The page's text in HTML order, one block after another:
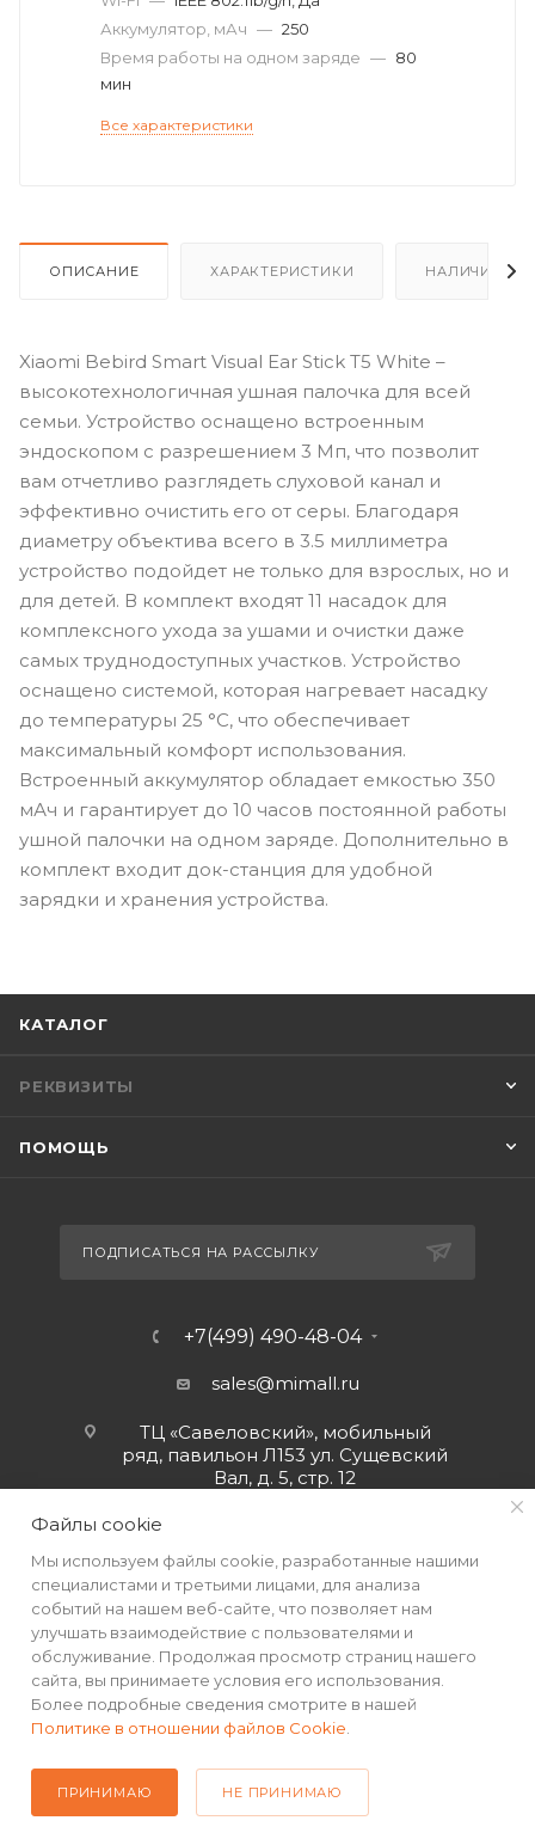
Аккумулятор, мАч — 250
Время работы на одном заряде — 80
мин
Все характеристики
ОПИСАНИЕ ХАРАКТЕРИСТИКИ НАЛИЧИЕ
Xiaomi Bebird Smart Visual Ear Stick T5 White –
высокотехнологичная ушная палочка для всей
семьи. Устройство оснащено встроенным
эндоскопом с разрешением 3 Мп, что позволит
вам отчетливо разглядеть слуховой канал и
эффективно очистить его от серы. Благодаря
диаметру объектива всего в 3.5 миллиметра
устройство подойдет не только для взрослых, но и
для детей. В комплект входят 11 насадок для
комплексного ухода за ушами и очистки даже
самых труднодоступных участков. Устройство
оснащено системой, которая нагревает насадку
до температуры 25 °С, что обеспечивает
максимальный комфорт использования.
Встроенный аккумулятор обладает емкостью 350
мАч и гарантирует до 10 часов постоянной работы
ушной палочки на одном заряде. Дополнительно в
комплект входит док-станция для удобной
зарядки и хранения устройства.
КАТАЛОГ
РЕКВИЗИТЫ
ПОМОЩЬ
ПОДПИСАТЬСЯ НА РАССЫЛКУ
+7(499) 490-48-04
sales@mimall.ru
ТЦ «Савеловский», мобильный
ряд, павильон Л153 ул. Сущевский
Вал, д. 5, стр. 12
2026 © Интернет-магазин MiMall® • Не является публичной
офертой • 2026 г.
Файлы cookie
Мы используем файлы cookie, разработанные нашими
специалистами и третьими лицами, для анализа
событий на нашем веб-сайте, что позволяет нам
улучшать взаимодействие с пользователями и
обслуживание. Продолжая просмотр страниц нашего
сайта, вы принимаете условия его использования.
Более подробные сведения смотрите в нашей
Политике в отношении файлов Cookie
ПРИНИМАЮ НЕ ПРИНИМАЮ